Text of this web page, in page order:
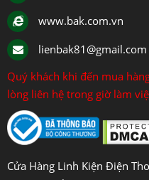
www.bak.com.vn
lienbak81@gmail.com
Quý khách khi đến mua
lòng liên hệ trong giờ làm
Cửa Hàng Linh Kiện Điện